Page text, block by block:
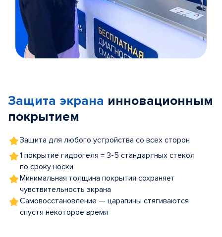
5
Защита экрана инновационным
покрытием
Защита для любого устройства со всех сторон
1 покрытие гидрогеля = 3-5 стандартных стекол
по сроку носки
Минимальная толщина покрытия сохраняет
чувствительность экрана
Самовосстановление — царапины стягиваются
спустя некоторое время